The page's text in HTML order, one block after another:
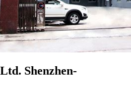
Shenzhen-